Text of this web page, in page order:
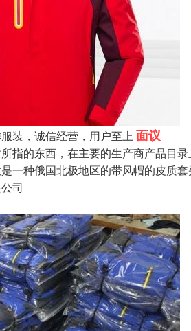
装，诚信经营，用户至上 面议
指的东西，在主要的生产商产品目
一种俄国北极地区的带风帽的皮质
司